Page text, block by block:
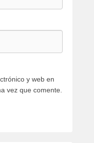
y web en
vez que comente.